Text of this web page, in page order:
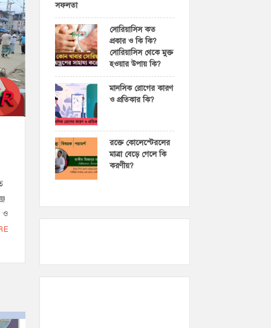
ও
সফলতা
সোরিয়াসিস কত
প্রকার ও কি কি?
সোরিয়াসিস থেকে মুক্ত
হওয়ার উপায় কি?
মানসিক রোগের কারণ
ও প্রতিকার কি?
রক্তে কোলেস্টেরলের
মাত্রা বেড়ে গেলে কি
করণীয়?